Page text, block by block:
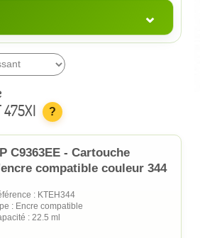
⌄
475XI
?
C9363EE - Cartouche
compatible couleur 344
: KTEH344
: Encre compatible
: 22.5 ml